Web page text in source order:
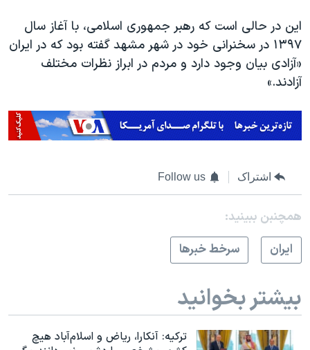
این در حالی است که رهبر جمهوری اسلامی، با آغاز سال
۱۳۹۷ در سخنرانی خود در شهر مشهد گفته بود که در ایران
«آزادی بیان وجود دارد و مردم در ابراز نظرات مختلف
آزادند.»
اشتراک Follow us
همچنبن ببینید:
ايران
سرخط خبرها
بیشتر بخوانید
ترکیه: آنکارا، ریاض و اسلام‌آباد هیچ